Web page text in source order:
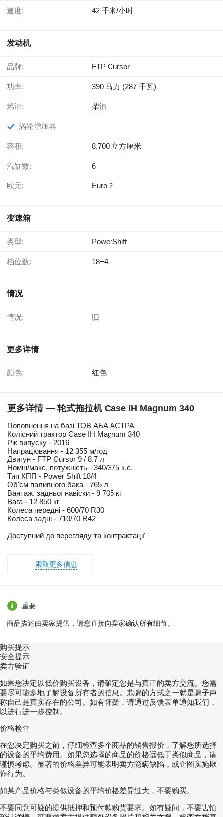
速度: 42 千米/小时
发动机
品牌: FTP Cursor
功率: 390 马力 (287 千瓦)
燃油: 柴油
涡轮增压器
容积: 8,700 立方厘米
汽缸数: 6
欧元: Euro 2
变速箱
类型: PowerShift
档位数: 18+4
情况
情况: 旧
更多详情
颜色: 红色
更多详情 — 轮式拖拉机 Case IH Magnum 340
Поповнення на базі ТОВ АБА АСТРА
Колісний трактор Case IH Magnum 340
Рік випуску - 2016
Напрацювання - 12 355 м/год
Двигун - FTP Cursor 9 / 8.7 л
Номін/макс. потужність - 340/375 к.с.
Тип КПП - Power Shift 18/4
Об'єм паливного бака - 765 л
Вантаж. задньої навіски - 9 705 кг
Вага - 12 850 кг
Колеса передні - 600/70 R30
Колеса задні - 710/70 R42
Доступний до перегляду та контрактації
索取更多信息
重要
商品描述由卖家提供，请您直接向卖家确认所有细节。
购买提示
安全提示
卖方验证
如果您决定以低价购买设备，请确定您是与真正的卖方交流。您需
要尽可能多地了解设备所有者的信息。欺骗的方式之一就是骗子声
称自己是真实存在的公司。如有怀疑，请通过反馈表单通知我们，
以进行进一步控制。
价格检查
在您决定购买之前，仔细检查多个商品的销售报价，了解您所选择
的设备的平均费用。如果您选择的商品的价格远低于类似商品，请
谨慎考虑。显著的价格差异可能表明卖方隐瞒缺陷，或企图实施欺
诈行为。
如某产品价格与类似设备的平均价格差异过大，不要购买。
不要同意可疑的提供抵押和预付款购货要求。如有疑问，不要害怕